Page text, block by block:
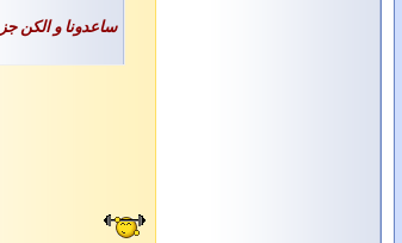
ساعدونا و الكن